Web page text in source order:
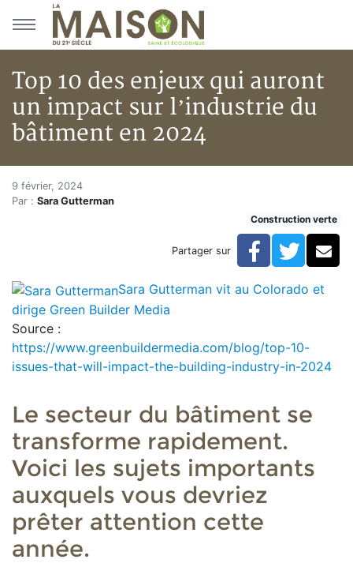
Aller au menu principal
Aller au contenu principal
Top 10 des enjeux qui auront
un impact sur l’industrie du
bâtiment en 2024
Accueil
Articles
Top 10 des enjeux qui auront un impact sur
Top 10 des enjeux qui auront
9 février, 2024
Par : Sara Gutterman
Construction verte
Partager sur Facebook
Sara Gutterman vit au Colorado et
dirige Green Builder Media
Source :
https://www.greenbuildermedia.com/blog/top-10-
issues-that-will-impact-the-building-industry-in-2024
Le secteur du bâtiment se
transforme rapidement.
Voici les sujets importants
auxquels vous devriez
prêter attention cette
année.